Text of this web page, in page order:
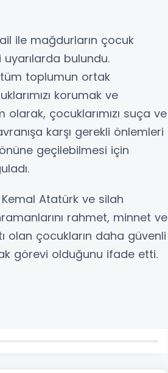
ile mağdurların çocuk
bulundu.
tüm toplumun ortak
korumak ve
çocuklarımızı suça ve
karşı gerekli önlemleri
geçilebilmesi için
Atatürk ve silah
rahmet, minnet ve
olan çocukların daha güvenli
görevi olduğunu ifade etti.